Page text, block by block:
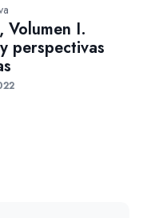
Volumen I.
perspectivas